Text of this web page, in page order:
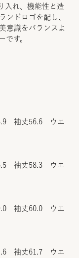
入れ、機能性と造
ンドロゴを配し、
意識をバランスよ
です。
袖丈56.6 ウエ
袖丈58.3 ウエ
袖丈60.0 ウエ
袖丈61.7 ウエ